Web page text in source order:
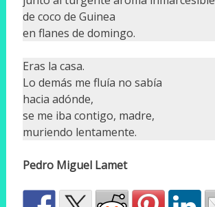
de coco de Guinea
en flanes de domingo.
Eras la casa.
Lo demás me fluía no sabía
hacia adónde,
se me iba contigo, madre,
muriendo lentamente.
Pedro Miguel Lamet